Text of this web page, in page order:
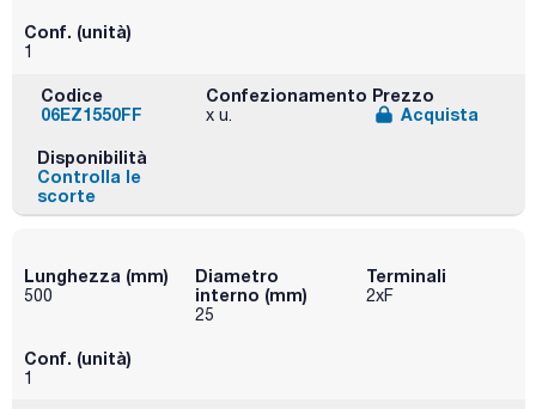
Conf. (unità)
1
Codice
06EZ1550FF
Confezionamento
x u.
Prezzo
Acquista
Disponibilità
Controlla le
scorte
Lunghezza (mm)
500
Diametro
interno (mm)
25
Terminali
2xF
Conf. (unità)
1